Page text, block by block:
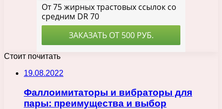
Стоит почитать
19.08.2022
Фаллоимитаторы и вибраторы для
пары: преимущества и выбор